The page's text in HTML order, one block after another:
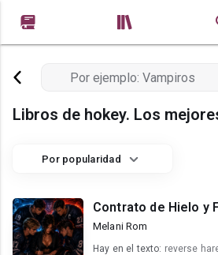
Libros de hokey. Los
Por popularidad
Contrato de Hielo y
Melani Rom
Hay en el texto: reverse